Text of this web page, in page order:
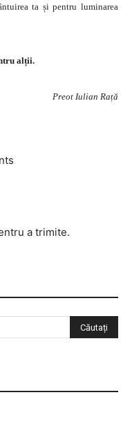
ta și pentru luminarea
alții.
Preot Iulian Rață
a trimite.